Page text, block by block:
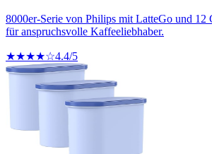
8000er-Serie von Philips mit LatteGo und 12
für anspruchsvolle Kaffeeliebhaber.
★★★★☆4.4/5